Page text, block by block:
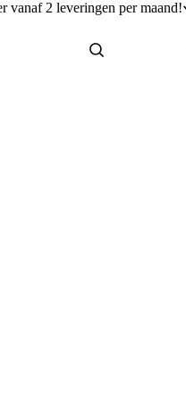
vanaf 2 leveringen per maand!